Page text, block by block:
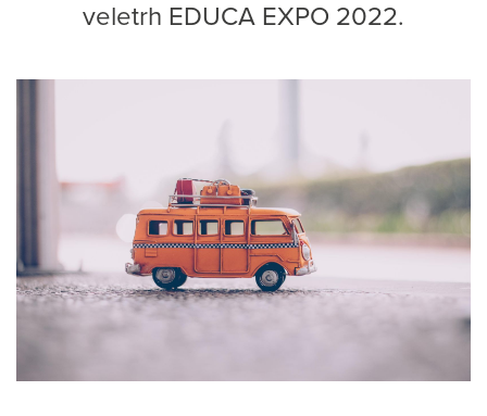
veletrh EDUCA EXPO 2022.